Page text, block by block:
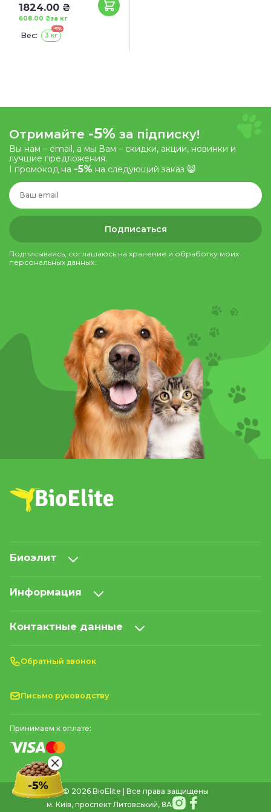
1824.00 ₴
за кг
608.00 ₴
Вес:
-5%
3 кг
Отримайте -5% за підписку!
Вы нам – email, а мы Вам – скидки, акции, новинки и
лучшие предложения.
І промокод на -5% на следующий заказ 😸
Подписаться
Подписываясь, соглашаюсь на хранение и обработку моих
персональных данных.
Биоэлит
Информация
Контактные данные
Обратный звонок
Письмо руководству
Принимаем к оплате:
© 2026 BioElite | Все права защищены
м. Київ, проспект Литовський, 8А